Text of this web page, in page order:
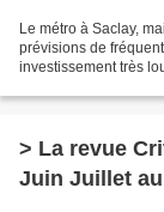
Le métro à Saclay,
prévisions de
investissement très
> La revue
Juin Juillet